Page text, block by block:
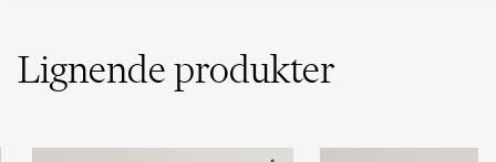
Lignendeprodukter